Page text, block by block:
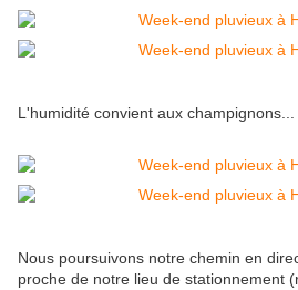
L'humidité convient aux champignons...
Nous poursuivons notre chemin en
proche de notre lieu de stationnement